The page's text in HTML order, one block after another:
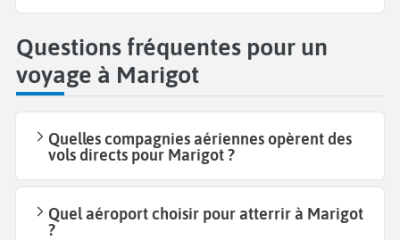
Questions fréquentes pour un
voyage à Marigot
Quelles compagnies aériennes opèrent des
vols directs pour Marigot ?
Quel aéroport choisir pour atterrir à Marigot
?